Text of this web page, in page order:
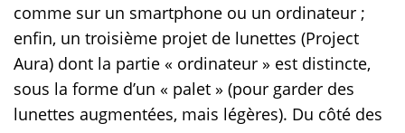
comme sur un smartphone ou un ordinateur ;
enfin, un troisième projet de lunettes (Project
Aura) dont la partie « ordinateur » est distincte,
sous la forme d’un « palet » (pour garder des
lunettes augmentées, mais légères). Du côté des